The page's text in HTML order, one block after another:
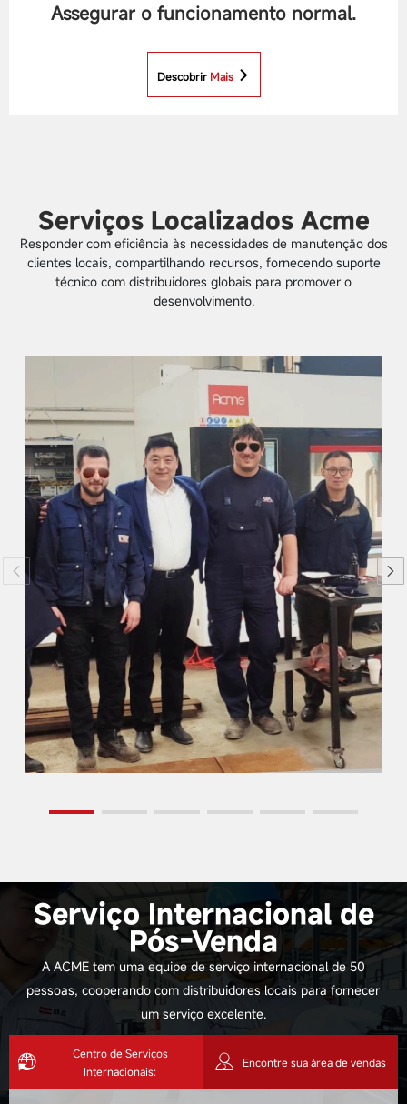
Assegurar o funcionamento normal.
Descobrir Mais
Serviços Localizados Acme
Responder com eficiência às necessidades de manutenção dos
clientes locais, compartilhando recursos, fornecendo suporte
técnico com distribuidores globais para promover o
desenvolvimento.
Serviço Internacional de
Pós-Venda
A ACME tem uma equipe de serviço internacional de 50
pessoas, cooperando com distribuidores locais para fornecer
um serviço excelente.
Centro de Serviços
Internacionais:
Encontre sua área de vendas